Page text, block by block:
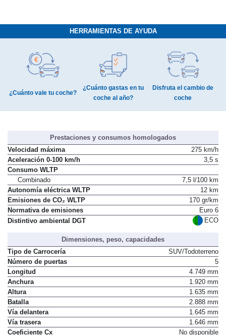
HERRAMIENTAS DE AYUDA
¿Cuánto gastas en tu
Disfruta el cambio de
Prestaciones y consumos homologados
Velocidad máxima
275 km/h
Aceleración 0-100 km/h
Consumo WLTP
Combinado
7,5 l/100 km
Autonomía eléctrica WLTP
12 km
Emisiones de CO₂ WLTP
170 gr/km
Normativa de emisiones
Euro 6
Dimensiones, peso, capacidades
Tipo de Carrocería
SUV/Todoterreno
Número de puertas
5
Longitud
4.749 mm
Anchura
1.920 mm
Altura
1.635 mm
Batalla
2.888 mm
Vía delantera
1.645 mm
Vía trasera
1.646 mm